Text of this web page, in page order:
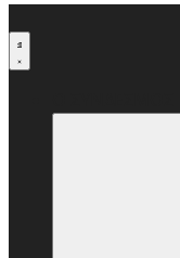
στο
περιεχόμενο